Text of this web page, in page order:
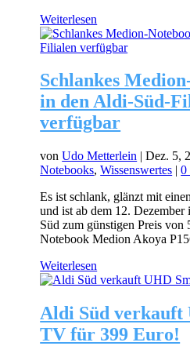
Weiterlesen
Schlankes
in den Aldi-Süd-
verfügbar
vonUdo Metterlein |Dez. 5,
Notebooks,Wissenswertes |0
Es ist schlank, glänzt mit
und ist ab dem 12.
Süd zum günstigen Preis von
Notebook Medion Akoya
Weiterlesen
Aldi Süd verkauft
TV für 399 Euro!